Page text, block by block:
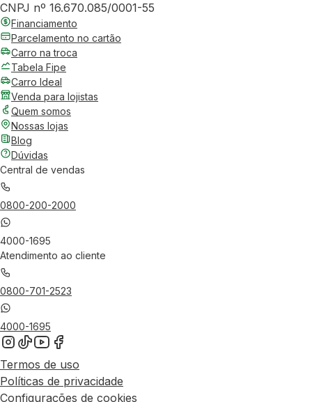
CNPJ nº 16.670.085/0001-55
Financiamento
Parcelamento no cartão
Carro na troca
Tabela Fipe
Carro Ideal
Venda para lojistas
Quem somos
Nossas lojas
Blog
Dúvidas
Central de vendas
0800-200-2000
4000-1695
Atendimento ao cliente
0800-701-2523
4000-1695
Termos de uso
Políticas de privacidade
Configurações de cookies